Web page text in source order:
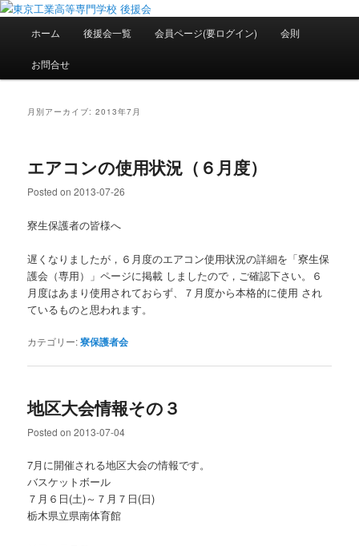
メ
ン
サ
テ
東京工業高等専門学校 後援会
National Institute of Technology ,Tokyo College Supporters.
メ
ホーム 後援会一覧 会員ページ(要ログイン) 会則
お問合せ
月別アーカイブ:2013年7月
エアコンの使用状況（６月度）
Posted on2013-07-26
寮生保護者の皆様へ
遅くなりましたが，６月度のエアコン使用状況の詳細を「寮生保
護会（専用）」ページに掲載 しましたので，ご確認下さい。６
月度はあまり使用されておらず、７月度から本格的に使用 され
ているものと思われます。
カテゴリー:寮保護者会
地区大会情報その３
Posted on2013-07-04
7月に開催される地区大会の情報です。
バスケットボール
７月６日(土)～７月７日(日)
栃木県立県南体育館